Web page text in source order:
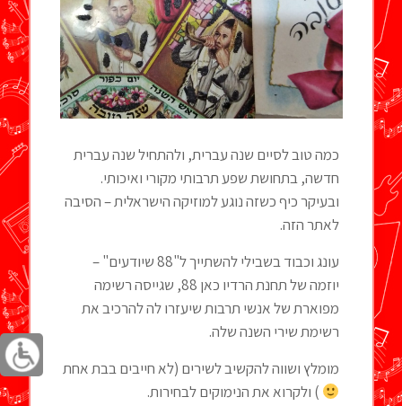
כמה טוב לסיים שנה עברית, ולהתחיל שנה עברית
חדשה, בתחושת שפע תרבותי מקורי ואיכותי.
ובעיקר כיף כשזה נוגע למוזיקה הישראלית – הסיבה
לאתר הזה.
עונג וכבוד בשבילי להשתייך ל"88 שיודעים" –
יוזמה של תחנת הרדיו כאן 88, שגייסה רשימה
מפוארת של אנשי תרבות שיעזרו לה להרכיב את
רשימת שירי השנה שלה.
מומלץ ושווה להקשיב לשירים (לא חייבים בבת אחת
) ולקרוא את הנימוקים לבחירות.